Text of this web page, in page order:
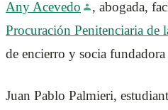
Any Acevedo
, abogada,
Procuración Penitenciaria de
de encierro y socia
Juan Pablo Palmieri,